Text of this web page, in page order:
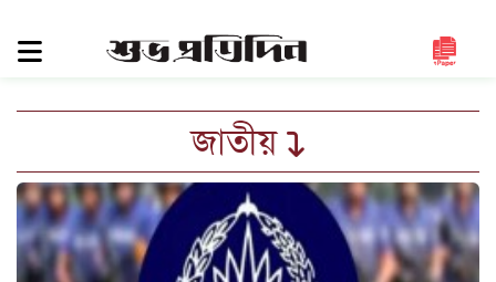
মৌলভীবাজার
হবিগঞ্জ
জাতীয়
জাতীয়